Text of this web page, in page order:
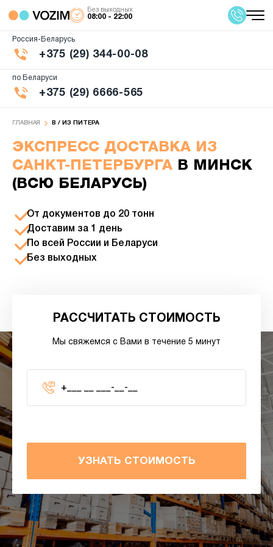
Без выходных
08:00 - 22:00
Россия-Беларусь
+375 (29) 344-00-08
по Беларуси
+375 (29) 6666-565
ГЛАВНАЯ В / ИЗ ПИТЕРА
ЭКСПРЕСС ДОСТАВКА ИЗ
САНКТ-ПЕТЕРБУРГА
В МИНСК
(ВСЮ БЕЛАРУСЬ)
От документов до 20 тонн
Доставим за 1 день
По всей России и Беларуси
Без выходных
РАССЧИТАТЬ СТОИМОСТЬ
Мы свяжемся с Вами в течение 5 минут
УЗНАТЬ СТОИМОСТЬ